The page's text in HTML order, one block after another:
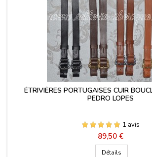
ÉTRIVIÈRES PORTUGAISES CUIR
PEDRO LOPES
1 avis
Prix
89,50 €
Détails